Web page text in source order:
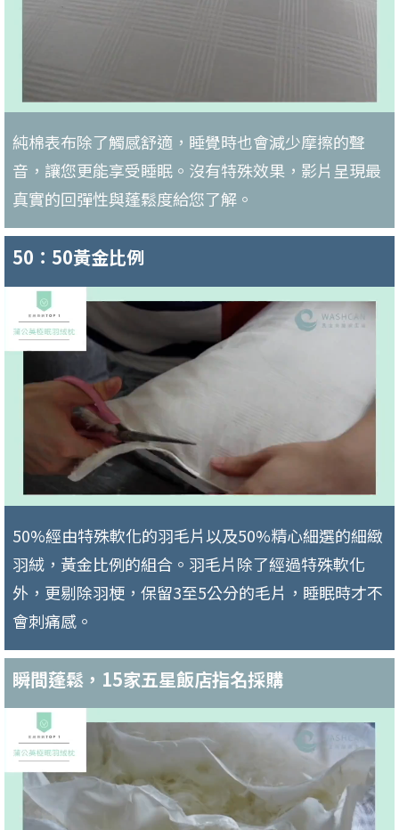
純棉表布除了觸感舒適，睡覺時也會減少摩擦的聲
音，讓您更能享受睡眠。沒有特殊效果，影片呈現最
真實的回彈性與蓬鬆度給您了解。
50：50黃金比例
50%經由特殊軟化的羽毛片以及50%精心細選的細緻
羽絨，黃金比例的組合。羽毛片除了經過特殊軟化
外，更剔除羽梗，保留3至5公分的毛片，睡眠時才不
會刺痛感。
瞬間蓬鬆，15家五星飯店指名採購